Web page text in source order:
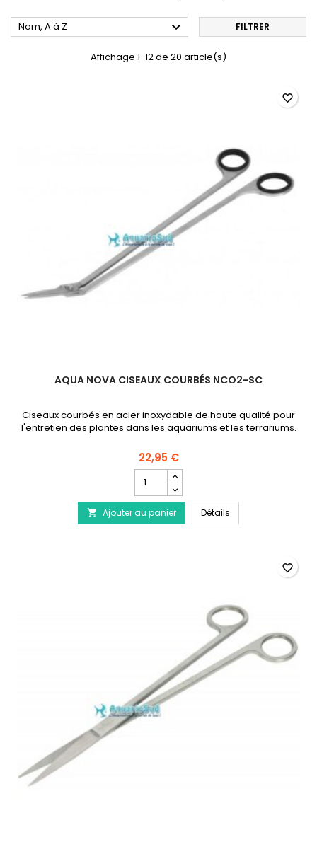
Nom, A à Z  FILTRER
Affichage 1-12 de 20 article(s)
AQUA NOVA CISEAUX COURBÉS NCO2-SC
Ciseaux courbés en acier inoxydable de haute qualité pour
l'entretien des plantes dans les aquariums et les terrariums.
22,95 €
quantité
du
produit
AQUA
 Ajouter au panier Détails
favorite_border
favorite_border